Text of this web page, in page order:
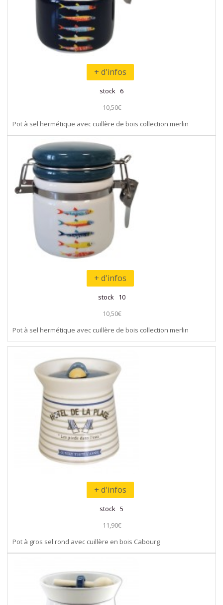
+ d'infos
stock 6
10,50€
Pot à sel hermétique avec cuillère de bois collection merlin
+ d'infos
stock 10
10,50€
Pot à sel hermétique avec cuillère de bois collection merlin
+ d'infos
stock 5
11,90€
Pot à gros sel rond avec cuillère en bois Cabourg